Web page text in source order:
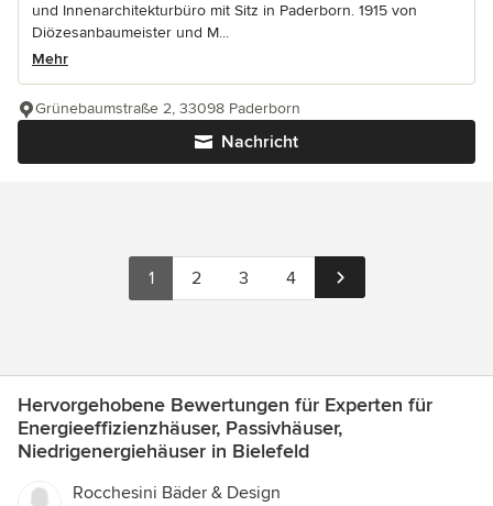
und Innenarchitekturbüro mit Sitz in Paderborn. 1915 von
Diözesanbaumeister und M...
Mehr
Nachricht
Grünebaumstraße 2, 33098 Paderborn
1 2 3 4
Hervorgehobene Bewertungen für Experten für
Energieeffizienzhäuser, Passivhäuser,
Niedrigenergiehäuser in Bielefeld
Rocchesini Bäder & Design